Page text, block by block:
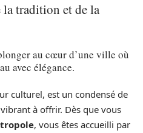
tradition et de la
au cœur d’une ville où
avec élégance.
culturel, est un condensé de
à offrir. Dès que vous
, vous êtes accueilli par